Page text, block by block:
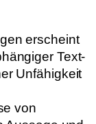
erscheint
Text-
Unfähigkeit
von